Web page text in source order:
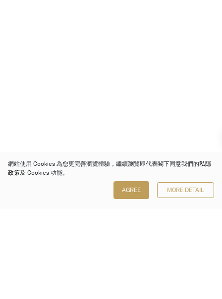
網站使用 Cookies 為您更完善瀏覽體驗，繼續瀏覽即代表閣下同意我們的私隱
政策及 Cookies 功能。
AGREE MORE DETAIL